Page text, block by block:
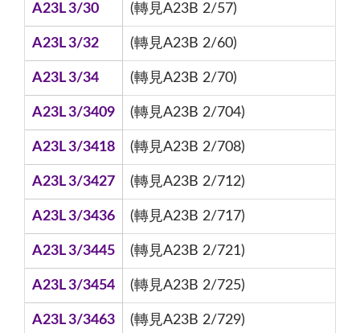
A23L 3/30 (轉見A23B 2/57)
A23L 3/32 (轉見A23B 2/60)
A23L 3/34 (轉見A23B 2/70)
A23L 3/3409 (轉見A23B 2/704)
A23L 3/3418 (轉見A23B 2/708)
A23L 3/3427 (轉見A23B 2/712)
A23L 3/3436 (轉見A23B 2/717)
A23L 3/3445 (轉見A23B 2/721)
A23L 3/3454 (轉見A23B 2/725)
A23L 3/3463 (轉見A23B 2/729)